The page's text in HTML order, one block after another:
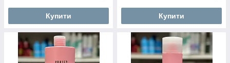
Купити Купити